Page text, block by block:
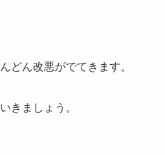
どん改悪がでてきます。
きましょう。